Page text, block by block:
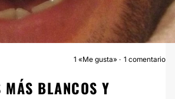
BLANQUEAMIENTO DENTAL
1 «Me gusta» 1 comentario
BLANCOS Y